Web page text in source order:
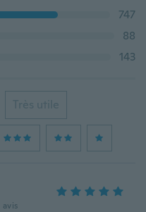
747
88
143
Très utile
avis